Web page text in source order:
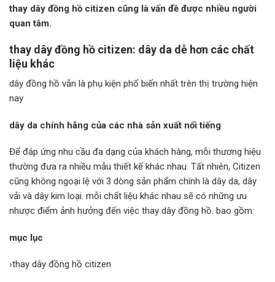
thay dây đồng hồ citizen cũng là vấn đề được nhiều người
quan tâm.
thay dây đồng hồ citizen: dây da dễ hơn các chất
liệu khác
dây đồng hồ vẫn là phụ kiện phổ biến nhất trên thị trường hiện
nay
dây da chính hãng của các nhà sản xuất nổi tiếng
Để đáp ứng nhu cầu đa dạng của khách hàng, mỗi thương hiệu
thường đưa ra nhiều mẫu thiết kế khác nhau. Tất nhiên, Citizen
cũng không ngoại lệ với 3 dòng sản phẩm chính là dây da, dây
vải và dây kim loại. mỗi chất liệu khác nhau sẽ có những ưu
nhược điểm ảnh hưởng đến việc thay dây đồng hồ. bao gồm:
mục lục
›thay dây đồng hồ citizen